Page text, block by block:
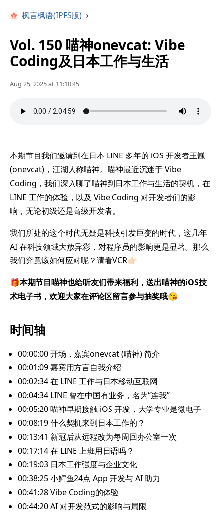
枫言枫语(IPFS版) ›
Vol. 150 喵神onevcat: Vibe
Coding及日本工作与生活
Aug 25, 2025 at 11:10:45
本期节目我们邀请到在日本 LINE 多年的 iOS 开发者王巍
(onevcat)，江湖人称喵神。喵神最近沉迷于 Vibe
Coding，我们深入聊了喵神到日本工作与生活的契机，在
LINE 工作的体验，以及 Vibe Coding 对开发者们的影
响，无论初级还是高级开发者。
我们所处的这个时代无疑是科技引发巨变的时代，这几年
AI 在科技领域大放异彩，对程序员的影响更是显著。那么
我们究竟该如何应对呢？请看VCR👉🏻
🎁本期节目喵神也给听友们带来福利，送出喵神的iOS技
术电子书，欢迎大家在评论区留言参与抽奖哦😘
时间轴
00:00:00 开场，嘉宾onevcat (喵神) 简介
00:01:09 嘉宾用方言自我介绍
00:02:34 在 LINE 工作与日本移动互联网
00:04:34 LINE 曾在中国有业务，名为“连我”
00:05:20 喵神早期接触 iOS 开发，大学专业是微电子
00:08:19 什么契机来到日本工作的？
00:13:41 新冠后从远程改为每周回办公室一次
00:17:14 在 LINE 上班用日语吗？
00:19:03 日本工作强度与企业文化
00:38:25 小鳄鱼24点 App 开发与 AI 助力
00:41:28 Vibe Coding的体验
00:44:20 AI 对开发范式的影响与局限